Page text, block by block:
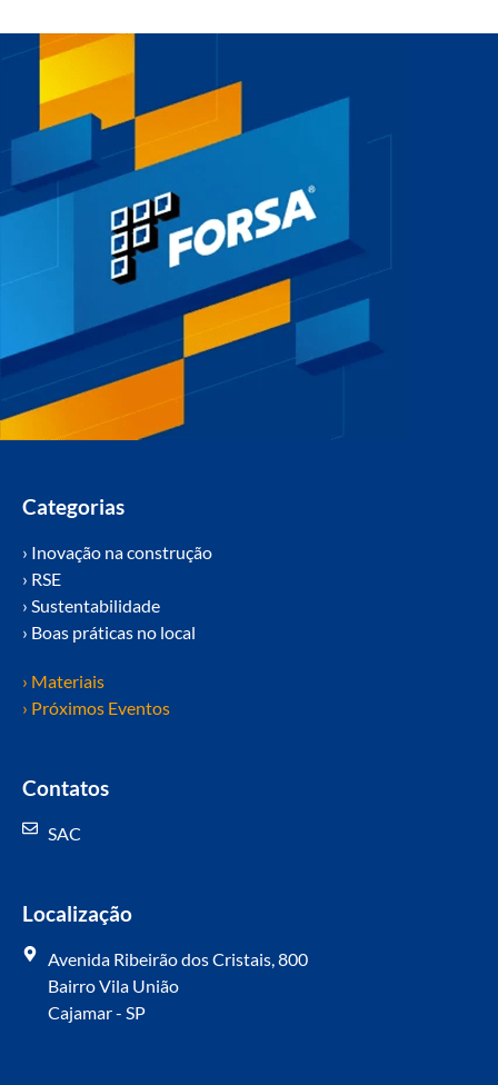
Categorias
› Inovação na construção
› RSE
› Sustentabilidade
› Boas práticas no local
› Materiais
› Próximos Eventos
Contatos
SAC
Localização
Avenida Ribeirão dos Cristais, 800
Bairro Vila União
Cajamar - SP